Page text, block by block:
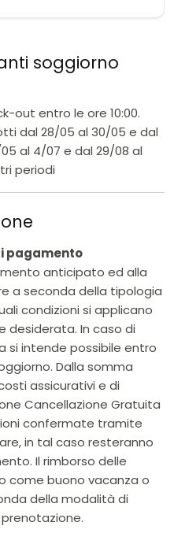
soggiorno
out entro le ore 10:00.
dal 28/05 al 30/05 e dal
al 4/07 e dal 29/08 al
periodi
pagamento
anticipato ed alla
a seconda della tipologia
condizioni si applicano
desiderata. In caso di
si intende possibile entro
Dalla somma
assicurativi e di
Cancellazione Gratuita
confermate tramite
in tal caso resteranno
Il rimborso delle
come buono vacanza o
della modalità di